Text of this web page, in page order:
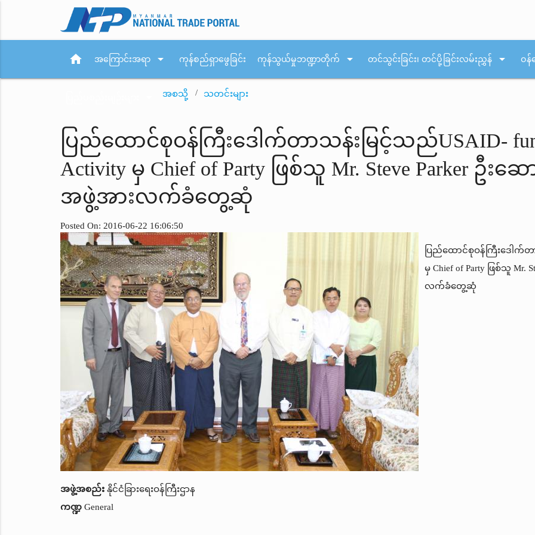
home အကြောင်းအရာ arrow_drop_down ကုန်စည်ရှာဖွေခြင်း ကုန်သွယ်မှုဘဏ္ဍာတိုက် arrow_drop_down တင်သွင်းခြင်း၊ တင်ပို့ခြင်းလမ်းညွှန် arrow_drop_down ဝန်
အစသို့ သတင်းများ
ပြည်ထောင်စုဝန်ကြီးဒေါက်တာသန်းမြင့်သည်USAID-
Activity မှ Chief of Party ဖြစ်သူ Mr. Steve Parker
အဖွဲ့အားလက်ခံတွေ့ဆုံ
Posted On: 2016-06-22 16:06:50
ပြည်ထောင်စုဝန်ကြီးဒေါက်တာ
မှ Chief of Party ဖြစ်သူ
လက်ခံတွေ့ဆုံ
အဖွဲ့အစည်းနိုင်ငံခြားရေးဝန်ကြီးဌာန
ကဏ္ဍGeneral